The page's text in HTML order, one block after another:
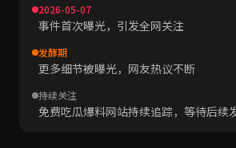
2026-05-07
事件首次曝光，引发全网关注
发酵期
更多细节被曝光，网友热议不断
持续关注
免费吃瓜爆料网站持续追踪，等待后续